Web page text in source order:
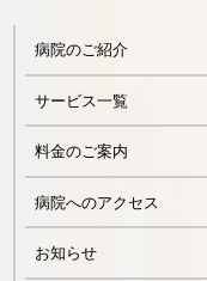
病院のご紹介
サービス一覧
料金のご案内
病院へのアクセス
お知らせ